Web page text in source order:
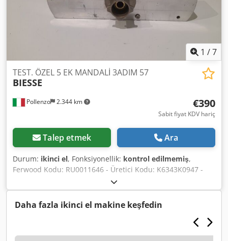
sistemi: Pick up Takım mili: HSK 80 Takım yuvaları: 70
Dcjdpfxoyan Sao Ab Hsk Maks. takım çapı: 90 mm Maks.
takım uzunluğu: 540 mm Maks. takım ağırlığı: 10 kg Maks.
1 /7
Pollenzo 2.344 km
TEST. ÖZEL 5 EK MANDALİ 3ADIM 57
BIESSE
€390
Sabit fiyat KDV hariç
Talep etmek Ara
Durum: ikinci el, Fonksiyonellik: kontrol edilmemiş,
Ferwood Kodu: RU0011646 - Üretici Kodu: K6343K0947 -
Durumu: Kullanılmış - İşlevsellik: Test edilmemiş -
İlgileniyorsanız revizyon hizmeti sunuyoruz, bizimle
iletişime geçin. Dcedpowtnimjfx Ab Hsk
Daha fazla ikinci el makine keşfedin